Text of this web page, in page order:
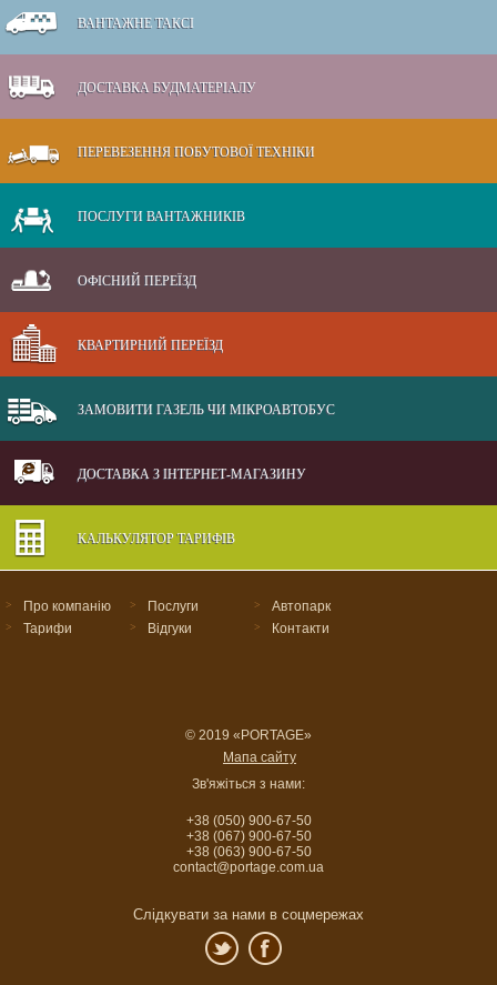
ВАНТАЖНЕ ТАКСІ
ДОСТАВКА БУДМАТЕРІАЛУ
ПЕРЕВЕЗЕННЯ ПОБУТОВОЇ ТЕХНІКИ
ПОСЛУГИ ВАНТАЖНИКІВ
ОФІСНИЙ ПЕРЕЇЗД
КВАРТИРНИЙ ПЕРЕЇЗД
ЗАМОВИТИ ГАЗЕЛЬ ЧИ МІКРОАВТОБУС
ДОСТАВКА З ІНТЕРНЕТ-МАГАЗИНУ
КАЛЬКУЛЯТОР ТАРИФІВ
> Про компанію > Послуги > Автопарк
> Тарифи > Відгуки > Контакти
© 2019 «PORTAGE»
Мапа сайту
Зв'яжіться з нами:
+38 (050) 900-67-50
+38 (067) 900-67-50
+38 (063) 900-67-50
contact@portage.com.ua
Cлідкувати за нами в соцмережах